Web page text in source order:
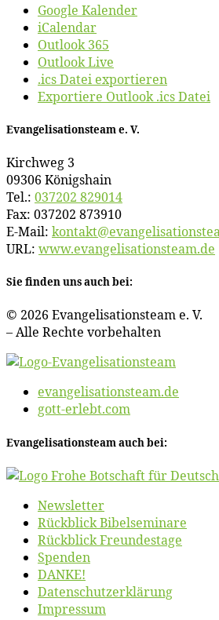
Google Kalender
iCalendar
Outlook 365
Outlook Live
.ics Datei exportieren
Exportiere Outlook .ics Datei
Evan­ge­li­sa­ti­ons­team e. V.
Kirch­weg 3
09306 Königshain
Tel.: 037202 829014
Fax: 037202 873910
E‑Mail:
URL: www​.evan​ge​li​sa​ti​ons​team​.de
Sie fin­den uns auch bei:
© 2026 Evan­ge­li­sa­ti­ons­team e. V.
– Al­le Rech­te vorbehalten
evangelisationsteam.de
gott-erlebt.com
Evan­ge­li­sa­ti­ons­team auch bei:
News­let­ter
Rück­blick Bibelseminare
Rück­blick Freundestage
Spen­den
DANKE!
Daten­schutz­er­klä­rung
Im­pres­sum